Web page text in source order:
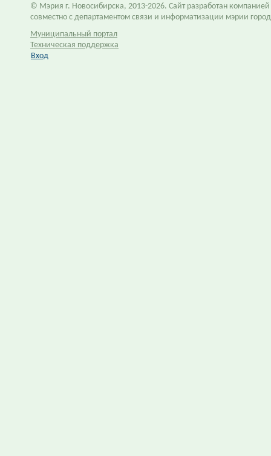
© Мэрия г. Новосибирска, 2013-2026. Сайт разработан компанией
совместно с департаментом связи и информатизации мэрии
Муниципальный портал
Техническая поддержка
Вход